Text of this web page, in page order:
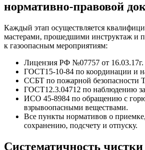
нормативно-правовой
Каждый этап осуществляется
мастерами, прошедшими инструктаж и
к газоопасным мероприятиям:
Лицензия РФ №07757 от 16.03.17г.
ГОСТ15-10-84 по координации и
ССБТ по пожарной безопасности
ГОСТ12.3.04712 по наблюдению
ИСО 45-8984 по обращению с
взрывоопасными веществами.
Все пункты нормативов о
сохранению, подсчету и отпуску.
Систематичность